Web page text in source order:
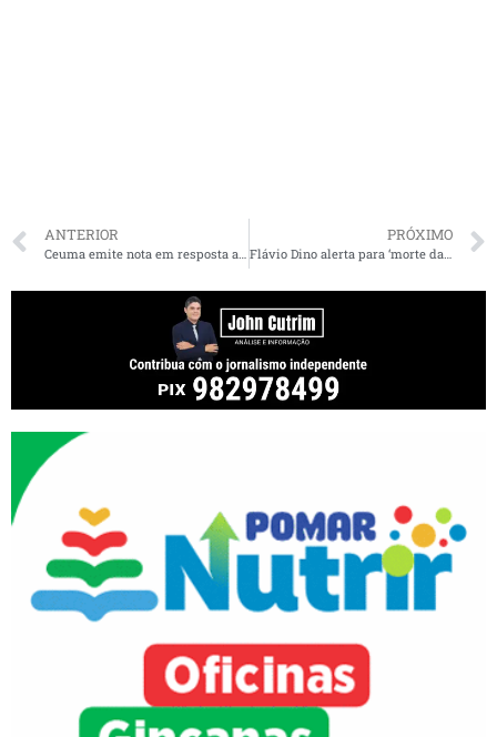
ANTERIOR
Ceuma emite nota em resposta a críticas de aluna de Medicina
PRÓXIMO
Flávio Dino alerta para ‘morte da governabilidade’ caso derrubem veto ao orçamento impositivo